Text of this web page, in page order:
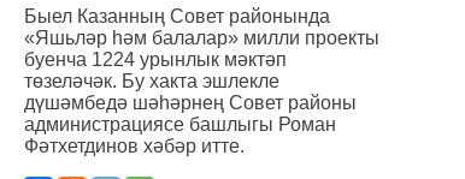
Быел Казанның Совет районында
«Яшьләр һәм балалар» милли проекты
буенча 1224 урынлык мәктәп
төзеләчәк. Бу хакта эшлекле
дүшәмбедә шәһәрнең Совет районы
администрациясе башлыгы Роман
Фәтхетдинов хәбәр итте.